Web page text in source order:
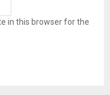
in this browser for the